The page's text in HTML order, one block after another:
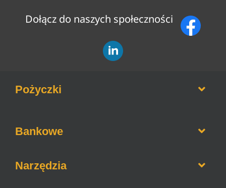
Dołącz do naszych społeczności
Pożyczki
Pożyczki bez weryfikacji BIK
Pożyczki dla zadłużonych
Bankowe
Informacje o bankach
Narzędzia